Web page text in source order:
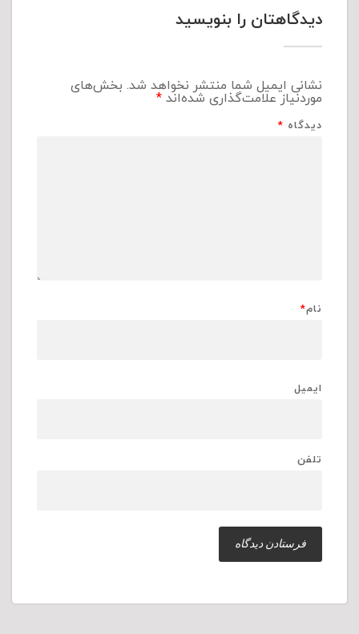
دیدگاهتان را بنویسید
نشانی ایمیل شما منتشر نخواهد شد. بخش‌های
موردنیاز علامت‌گذاری شده‌اند*
دیدگاه *
نام*
ایمیل
تلفن